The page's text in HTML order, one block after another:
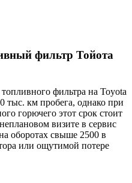
фильтр Тойота
фильтра на Toyota
тыс. км пробега, однако при
горючего этот срок стоит
визите в сервис
оборотах свыше 2500 в
или ощутимой потере